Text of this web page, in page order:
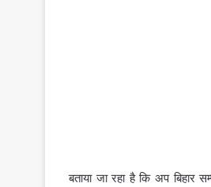
बताया जा रहा है कि अप